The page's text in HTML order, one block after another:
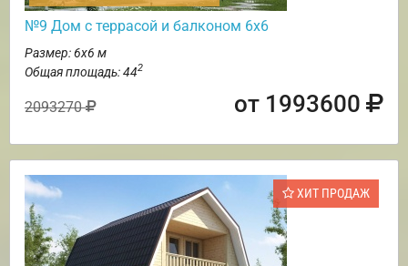
№9 Дом с террасой и балконом 6х6
Размер: 6х6 м
Общая площадь: 442
2093270 от 1993600
ХИТ ПРОДАЖ